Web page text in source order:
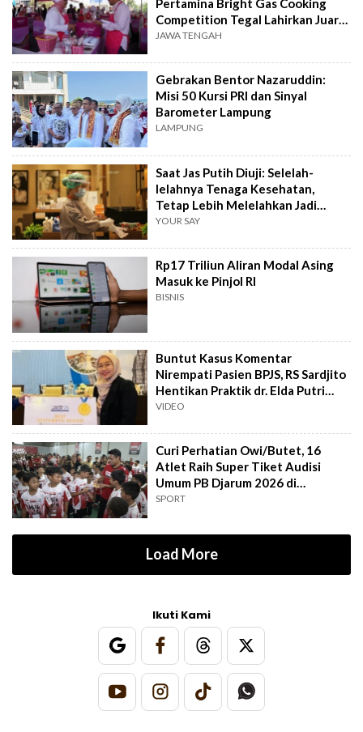
Pertamina Bright Gas Cooking
Competition Tegal Lahirkan Juara
Baru
JAWA TENGAH
Gebrakan Bentor Nazaruddin:
Misi 50 Kursi PRI dan Sinyal
Barometer Lampung
LAMPUNG
Saat Jas Putih Diuji: Selelah-
lelahnya Tenaga Kesehatan,
Tetap Lebih Melelahkan Jadi
Pasien
YOUR SAY
Rp17 Triliun Aliran Modal Asing
Masuk ke Pinjol RI
BISNIS
Buntut Kasus Komentar
Nirempati Pasien BPJS, RS Sardjito
Hentikan Praktik dr. Elda Putri
Rahard
VIDEO
Curi Perhatian Owi/Butet, 16
Atlet Raih Super Tiket Audisi
Umum PB Djarum 2026 di
Makassar
SPORT
Load More
Ikuti Kami